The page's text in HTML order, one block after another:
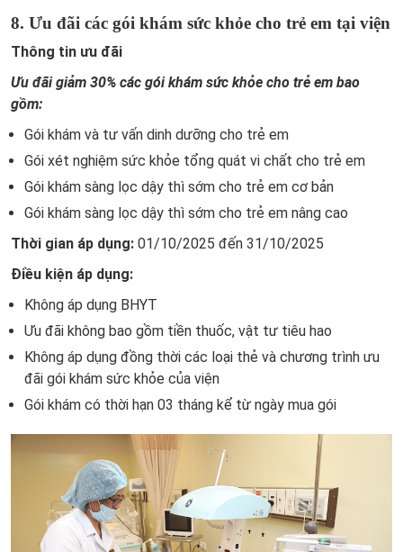
8. Ưu đãi các gói khám sức khỏe cho trẻ em tại viện
Thông tin ưu đãi
Ưu đãi giảm 30% các gói khám sức khỏe cho trẻ em bao
gồm:
Gói khám và tư vấn dinh dưỡng cho trẻ em
Gói xét nghiệm sức khỏe tổng quát vi chất cho trẻ em
Gói khám sàng lọc dậy thì sớm cho trẻ em cơ bản
Gói khám sàng lọc dậy thì sớm cho trẻ em nâng cao
Thời gian áp dụng: 01/10/2025 đến 31/10/2025
Điều kiện áp dụng:
Không áp dụng BHYT
Ưu đãi không bao gồm tiền thuốc, vật tư tiêu hao
Không áp dụng đồng thời các loại thẻ và chương trình ưu
đãi gói khám sức khỏe của viện
Gói khám có thời hạn 03 tháng kể từ ngày mua gói